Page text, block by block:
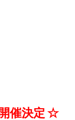
催決定☆